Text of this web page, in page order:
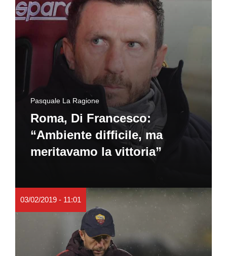
Pasquale La Ragione
Roma, Di Francesco:
“Ambiente difficile, ma
meritavamo la vittoria”
03/02/2019 - 11:01